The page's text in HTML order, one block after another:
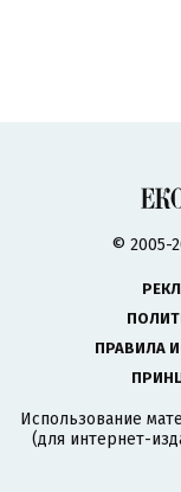
© 2005-
ПРАВИЛА
Использование
(для интернет-